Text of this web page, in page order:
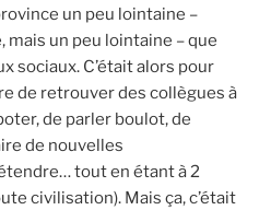
un peu lointaine –
mais un peu lointaine – que
sociaux. C’était alors pour
de retrouver des collègues à
de parler boulot, de
de nouvelles
tout en étant à 2
civilisation). Mais ça, c’était